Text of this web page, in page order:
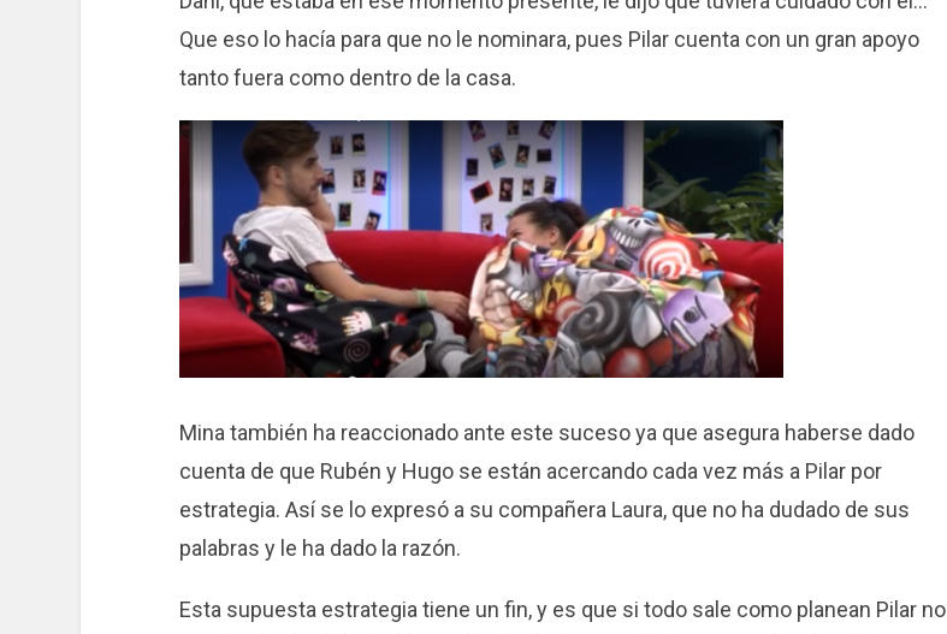
Que eso lo hacía para que no le nominara, pues Pilar cuenta con un gran apoyo
tanto fuera como dentro de la casa.
Mina también ha reaccionado ante este suceso ya que asegura haberse dado
cuenta de que Rubén y Hugo se están acercando cada vez más a Pilar por
estrategia. Así se lo expresó a su compañera Laura, que no ha dudado de sus
palabras y le ha dado la razón.
Esta supuesta estrategia tiene un fin, y es que si todo sale como planean Pilar no